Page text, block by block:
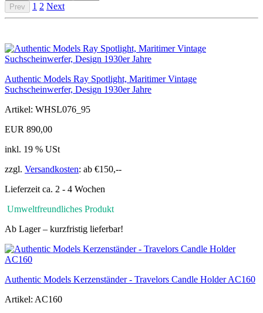
Prev 1 2 Next
Authentic Models Ray Spotlight, Maritimer Vintage
Suchscheinwerfer, Design 1930er Jahre
Artikel: WHSL076_95
EUR 890,00
inkl. 19 % USt
zzgl. Versandkosten: ab €150,--
Lieferzeit ca. 2 - 4 Wochen
Umweltfreundliches Produkt
Ab Lager – kurzfristig lieferbar!
Authentic Models Kerzenständer - Travelors Candle Holder AC160
Artikel: AC160